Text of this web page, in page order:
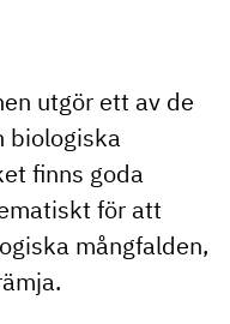
utgör ett av de
biologiska
finns goda
för att
mångfalden,